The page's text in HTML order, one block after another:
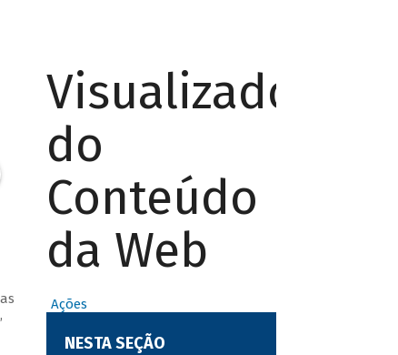
Visualizador
do
Conteúdo
da Web
Ações
NESTA SEÇÃO